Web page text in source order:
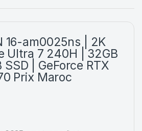
16-am0025ns | 2K
Ultra 7 240H | 32GB
SSD | GeForce RTX
Prix Maroc